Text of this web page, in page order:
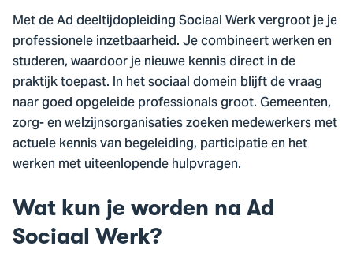
Met de Ad deeltijdopleiding Sociaal Werk vergroot je je
professionele inzetbaarheid. Je combineert werken en
studeren, waardoor je nieuwe kennis direct in de
praktijk toepast. In het sociaal domein blijft de vraag
naar goed opgeleide professionals groot. Gemeenten,
zorg- en welzijnsorganisaties zoeken medewerkers met
actuele kennis van begeleiding, participatie en het
werken met uiteenlopende hulpvragen.
Wat kun je worden na Ad
Sociaal Werk?